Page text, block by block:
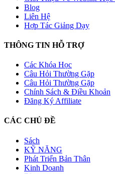
Blog
Liên Hệ
Hợp Tác Giảng Dạy
THÔNG TIN HỖ TRỢ
Các Khóa Học
Câu Hỏi Thường Gặp
Câu Hỏi Thường Gặp
Chính Sách & Điều Khoản
Đăng Ký Affiliate
CÁC CHỦ ĐỀ
Sách
KỸ NĂNG
Phát Triển Bản Thân
Kinh Doanh